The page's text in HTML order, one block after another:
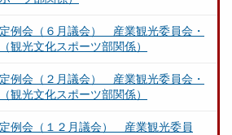
例会（６月議会） 産業観光委員会・
観光文化スポーツ部関係）
例会（２月議会） 産業観光委員会・
観光文化スポーツ部関係）
例会（１２月議会） 産業観光委員